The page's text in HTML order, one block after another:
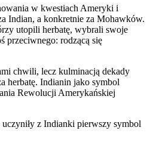
w kwestiach Ameryki i
Indian, a konkretnie za Mohawków.
utopili herbatę, wybrali swoje
przeciwnego: rodzącą się
chwili, lecz kulminacją dekady
herbatę. Indianin jako symbol
Rewolucji Amerykańskiej
z Indianki pierwszy symbol